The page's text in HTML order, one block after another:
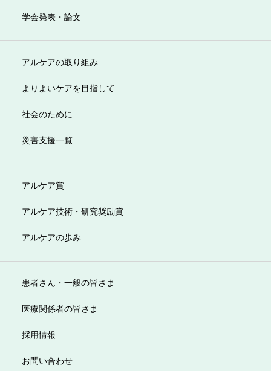
学会発表・論文
アルケアの取り組み
よりよいケアを目指して
社会のために
災害支援一覧
アルケア賞
アルケア技術・研究奨励賞
アルケアの歩み
患者さん・一般の皆さま
医療関係者の皆さま
採用情報
お問い合わせ